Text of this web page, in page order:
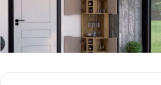
Repisa de TV
RTA Wengue
RTA MUEBLES